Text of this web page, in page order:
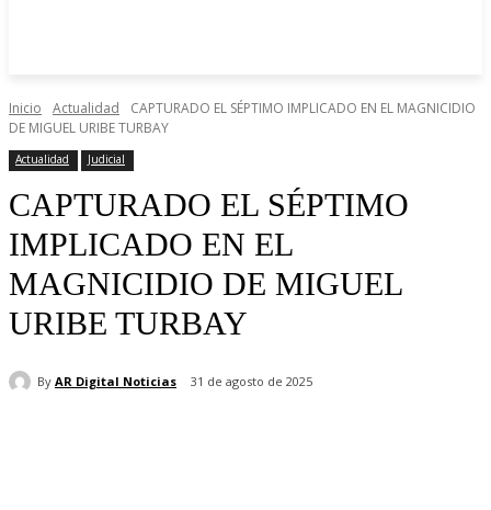
Inicio Actualidad
CAPTURADO EL SÉPTIMO IMPLICADO EN EL MAGNICIDIO
DE MIGUEL URIBE TURBAY
Actualidad Judicial
CAPTURADO EL SÉPTIMO
IMPLICADO EN EL
MAGNICIDIO DE MIGUEL
URIBE TURBAY
By AR Digital Noticias 31 de agosto de 2025